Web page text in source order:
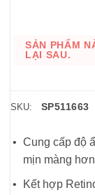
SẢN PHẨM
LẠI SAU.
SKU: SP511663
Cung cấp độ
mịn màng
Kết hợp